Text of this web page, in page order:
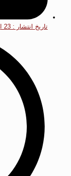
تاریخ انتشار : 23 اردیبهشت 1405